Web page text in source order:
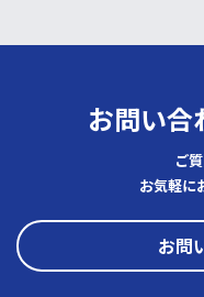
2022年
2020年お問い合
ご
お気軽に
お問